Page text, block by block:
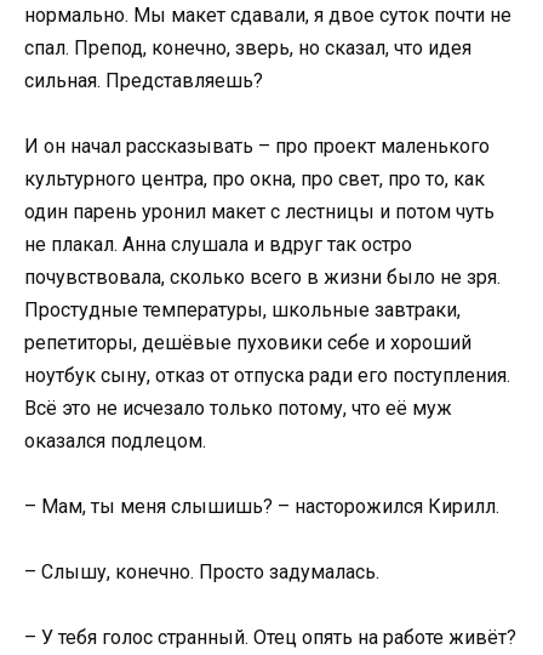
нормально. Мы макет сдавали, я двое суток почти не
спал. Препод, конечно, зверь, но сказал, что идея
сильная. Представляешь?
И он начал рассказывать – про проект маленького
культурного центра, про окна, про свет, про то, как
один парень уронил макет с лестницы и потом чуть
не плакал. Анна слушала и вдруг так остро
почувствовала, сколько всего в жизни было не зря.
Простудные температуры, школьные завтраки,
репетиторы, дешёвые пуховики себе и хороший
ноутбук сыну, отказ от отпуска ради его поступления.
Всё это не исчезало только потому, что её муж
оказался подлецом.
– Мам, ты меня слышишь? – насторожился Кирилл.
– Слышу, конечно. Просто задумалась.
– У тебя голос странный. Отец опять на работе живёт?